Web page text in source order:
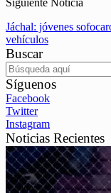
Siguiente Noticia
Jáchal: jóvenes
vehículos
Buscar
Síguenos
Facebook
Twitter
Instagram
Noticias Recientes